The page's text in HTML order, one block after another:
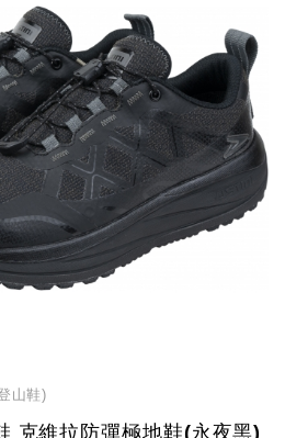
山鞋)
克維拉防彈極地鞋(永夜黑)